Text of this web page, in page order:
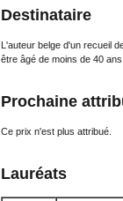
Destinataire
L'auteur belge d'un recueil
être âgé de moins de 40 ans.
Prochaine
Ce prix n'est plus attribué.
Lauréats